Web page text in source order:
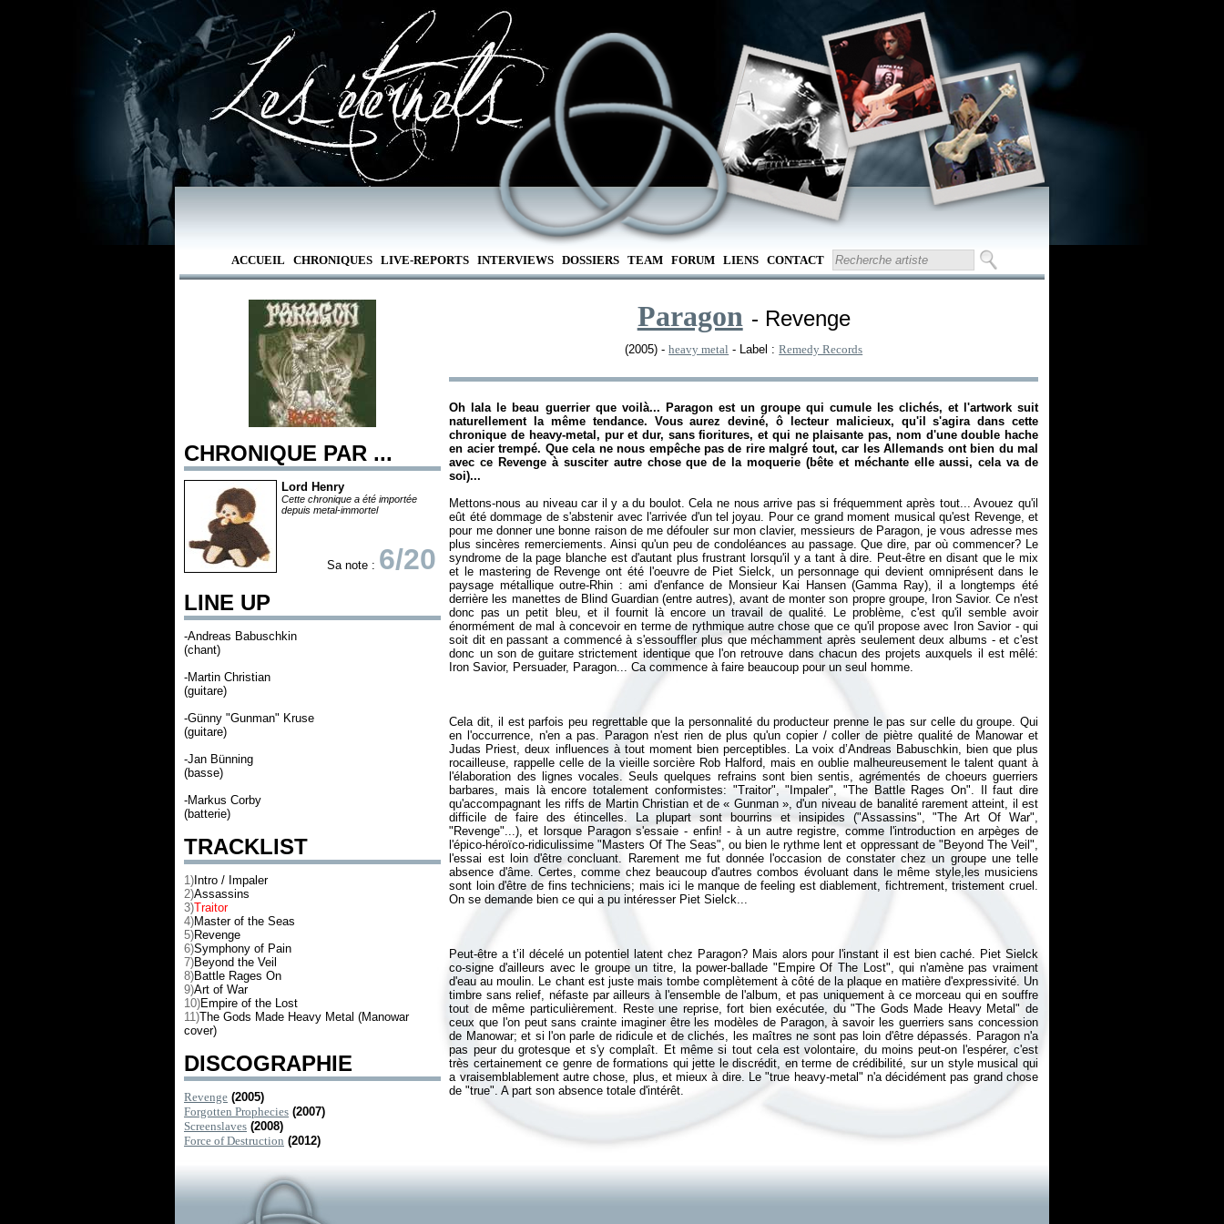
ACCUEIL CHRONIQUES LIVE-REPORTS INTERVIEWS DOSSIERS TEAM FORUM LIENS CONTACT
CHRONIQUE PAR ...
Lord Henry
Cette chronique a été importée
depuis metal-immortel
Sa note : 6/20
LINE UP
-Andreas Babuschkin
(chant)
-Martin Christian
(guitare)
-Günny "Gunman" Kruse
(guitare)
-Jan Bünning
(basse)
-Markus Corby
(batterie)
TRACKLIST
1) Intro / Impaler
2)Assassins
3)Traitor
4)Master of the Seas
5)Revenge
6)Symphony of Pain
7)Beyond the Veil
8)Battle Rages On
9)Art of War
10)Empire of the Lost
11)The Gods Made Heavy Metal (Manowar
cover)
DISCOGRAPHIE
Revenge (2005)
Forgotten Prophecies (2007)
Screenslaves (2008)
Force of Destruction (2012)
Paragon - Revenge
(2005) -heavy metal - Label :Remedy Records
Oh lala le beau guerrier que voilà... Paragon est un groupe qui cumule les clichés, et l'artwork suit
naturellement la même tendance. Vous aurez deviné, ô lecteur malicieux, qu'il s'agira dans cette
chronique de heavy-metal, pur et dur, sans fioritures, et qui ne plaisante pas, nom d'une double hache
en acier trempé. Que cela ne nous empêche pas de rire malgré tout, car les Allemands ont bien du mal
avec ce Revenge à susciter autre chose que de la moquerie (bête et méchante elle aussi, cela va de
soi)...
Mettons-nous au niveau car il y a du boulot. Cela ne nous arrive pas si fréquemment après tout... Avouez qu'il
eût été dommage de s'abstenir avec l'arrivée d'un tel joyau. Pour ce grand moment musical qu'est Revenge, et
pour me donner une bonne raison de me défouler sur mon clavier, messieurs de Paragon, je vous adresse mes
plus sincères remerciements. Ainsi qu'un peu de condoléances au passage. Que dire, par où commencer? Le
syndrome de la page blanche est d'autant plus frustrant lorsqu'il y a tant à dire. Peut-être en disant que le mix
et le mastering de Revenge ont été l'oeuvre de Piet Sielck, un personnage qui devient omniprésent dans le
paysage métallique outre-Rhin : ami d'enfance de Monsieur Kai Hansen (Gamma Ray), il a longtemps été
derrière les manettes de Blind Guardian (entre autres), avant de monter son propre groupe, Iron Savior. Ce n'est
donc pas un petit bleu, et il fournit là encore un travail de qualité. Le problème, c'est qu'il semble avoir
énormément de mal à concevoir en terme de rythmique autre chose que ce qu'il propose avec Iron Savior - qui
soit dit en passant a commencé à s'essouffler plus que méchamment après seulement deux albums - et c'est
donc un son de guitare strictement identique que l'on retrouve dans chacun des projets auxquels il est mêlé:
Cela dit, il est parfois peu regrettable que la personnalité du producteur prenne le pas sur celle du groupe. Qui
en l'occurrence, n'en a pas. Paragon n'est rien de plus qu'un copier / coller de piètre qualité de Manowar et
Judas Priest, deux influences à tout moment bien perceptibles. La voix d’Andreas Babuschkin, bien que plus
rocailleuse, rappelle celle de la vieille sorcière Rob Halford, mais en oublie malheureusement le talent quant à
l'élaboration des lignes vocales. Seuls quelques refrains sont bien sentis, agrémentés de choeurs guerriers
barbares, mais là encore totalement conformistes: "Traitor", "Impaler", "The Battle Rages On". Il faut dire
qu'accompagnant les riffs de Martin Christian et de « Gunman », d'un niveau de banalité rarement atteint, il est
difficile de faire des étincelles. La plupart sont bourrins et insipides ("Assassins", "The Art Of War",
"Revenge"...), et lorsque Paragon s'essaie - enfin! - à un autre registre, comme l'introduction en arpèges de
l'épico-héroïco-ridiculissime "Masters Of The Seas", ou bien le rythme lent et oppressant de "Beyond The Veil",
l'essai est loin d'être concluant. Rarement me fut donnée l'occasion de constater chez un groupe une telle
absence d'âme. Certes, comme chez beaucoup d'autres combos évoluant dans le même style,les musiciens
sont loin d'être de fins techniciens; mais ici le manque de feeling est diablement, fichtrement, tristement cruel.
Peut-être a t’il décelé un potentiel latent chez Paragon? Mais alors pour l'instant il est bien caché. Piet Sielck
co-signe d'ailleurs avec le groupe un titre, la power-ballade "Empire Of The Lost", qui n'amène pas vraiment
d'eau au moulin. Le chant est juste mais tombe complètement à côté de la plaque en matière d'expressivité. Un
timbre sans relief, néfaste par ailleurs à l'ensemble de l'album, et pas uniquement à ce morceau qui en souffre
tout de même particulièrement. Reste une reprise, fort bien exécutée, du "The Gods Made Heavy Metal" de
ceux que l'on peut sans crainte imaginer être les modèles de Paragon, à savoir les guerriers sans concession
de Manowar; et si l'on parle de ridicule et de clichés, les maîtres ne sont pas loin d'être dépassés. Paragon n'a
pas peur du grotesque et s'y complaît. Et même si tout cela est volontaire, du moins peut-on l'espérer, c'est
très certainement ce genre de formations qui jette le discrédit, en terme de crédibilité, sur un style musical qui
a vraisemblablement autre chose, plus, et mieux à dire. Le "true heavy-metal" n'a décidément pas grand chose
de "true". A part son absence totale d'intérêt.